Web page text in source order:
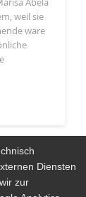
weil sie
wäre
Diensten
zur